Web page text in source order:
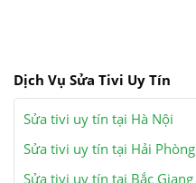
Dịch Vụ Sửa Tivi Uy Tín
Sửa tivi uy tín tại Hà Nội
Sửa tivi uy tín tại Hải Phòng
Sửa tivi uy tín tại Bắc Giang